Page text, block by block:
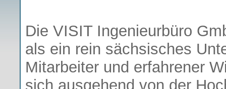
Die VISIT Ingenieurbüro
als ein rein sächsisches
Mitarbeiter und erfahrener
sich ausgehend von der